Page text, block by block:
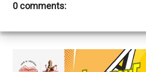
0 comments: